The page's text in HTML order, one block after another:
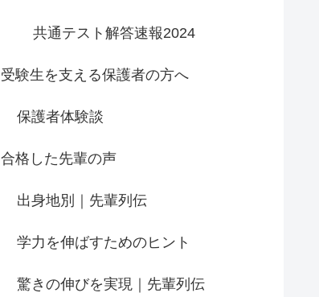
共通テスト解答速報2024
受験生を支える保護者の方へ
保護者体験談
合格した先輩の声
出身地別｜先輩列伝
学力を伸ばすためのヒント
驚きの伸びを実現｜先輩列伝